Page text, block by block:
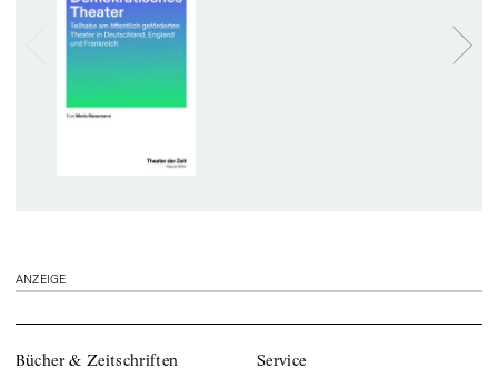
ANZEIGE
Bücher & Zeitschriften Service